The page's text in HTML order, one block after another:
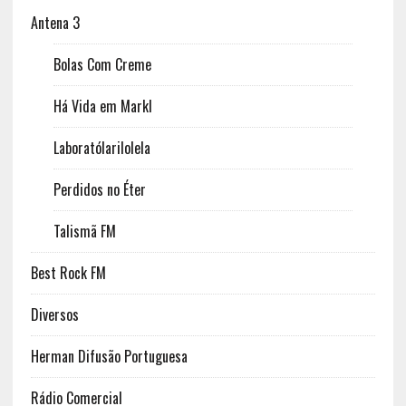
Antena 3
Bolas Com Creme
Há Vida em Markl
Laboratólarilolela
Perdidos no Éter
Talismã FM
Best Rock FM
Diversos
Herman Difusão Portuguesa
Rádio Comercial